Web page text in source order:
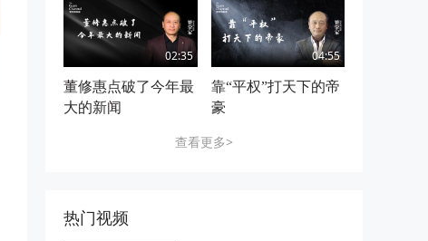
02:35
董修惠点破了今年最
大的新闻
04:55
靠“平权”打天下的帝
豪
查看更多>
热门视频